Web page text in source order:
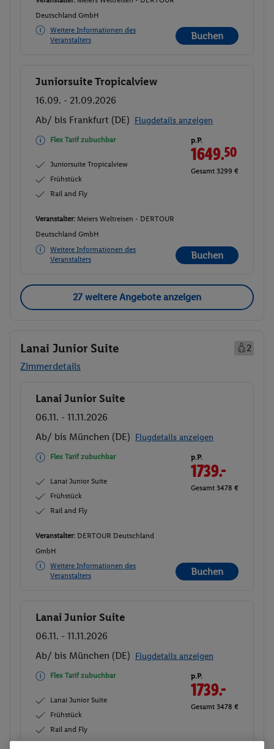
Deutschland GmbH
Weitere Informationen des
Veranstalters
Buchen
Buchen
Juniorsuite Tropicalview
16.09. - 21.09.2026
Ab/ bis Frankfurt (DE) Flugdetails anzeigen
Flex Tarif zubuchbar
Juniorsuite Tropicalview
Frühstück
Rail and Fly
p.P.
1649.50
Gesamt 3299 €
Veranstalter: Meiers Weltreisen - DERTOUR
Deutschland GmbH
Weitere Informationen des
Veranstalters
Buchen
27 weitere Angebote anzeigen
Lanai Junior Suite
2
Zimmerdetails
Buchen
Lanai Junior Suite
06.11. - 11.11.2026
Ab/ bis München (DE) Flugdetails anzeigen
Flex Tarif zubuchbar
Lanai Junior Suite
Frühstück
Rail and Fly
p.P.
1739.-
Gesamt 3478 €
Veranstalter: DERTOUR Deutschland
GmbH
Weitere Informationen des
Veranstalters
Buchen
Buchen
Lanai Junior Suite
06.11. - 11.11.2026
Ab/ bis München (DE) Flugdetails anzeigen
Flex Tarif zubuchbar
Lanai Junior Suite
Frühstück
Rail and Fly
p.P.
1739.-
Gesamt 3478 €